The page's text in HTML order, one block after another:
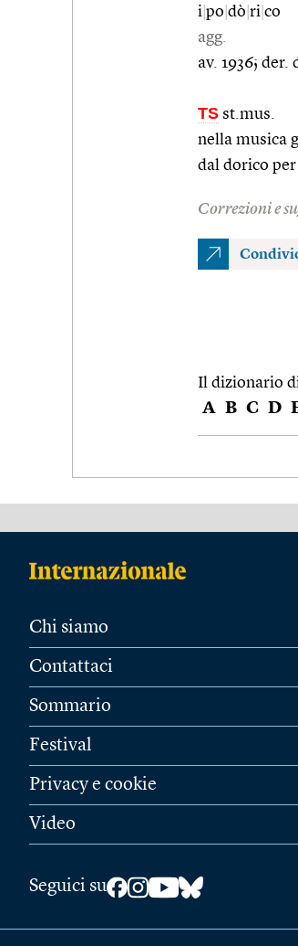
i po dò ri co
agg.
av. 1936;
TS st.mus.
nella musica
dal dorico
Correzioni e
Il dizionario
A B C D
Chi siamo
Contattaci
Sommario
Festival
Privacy e cookie
Video
Seguici su